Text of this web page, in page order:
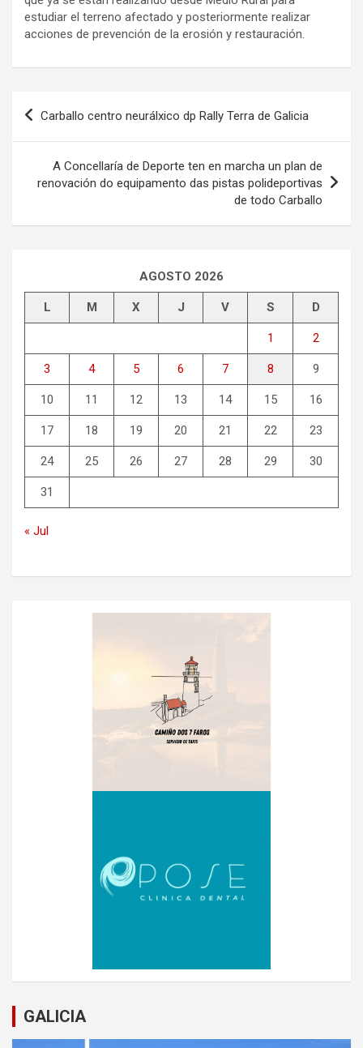
estudiar el terreno afectado y posteriormente realizar
acciones de prevención de la erosión y restauración.
Navegación
entradas
Carballo centro neurálxico dp Rally Terra de Galicia
A Concellaría de Deporte ten en marcha un plan de
renovación do equipamento das pistas polideportivas
de todo Carballo
AGOSTO 2026
L M X J V S D
1 2
3 4 5 6 7 8 9
10 11 12 13 14 15 16
17 18 19 20 21 22 23
24 25 26 27 28 29 30
31
« Jul
GALICIA